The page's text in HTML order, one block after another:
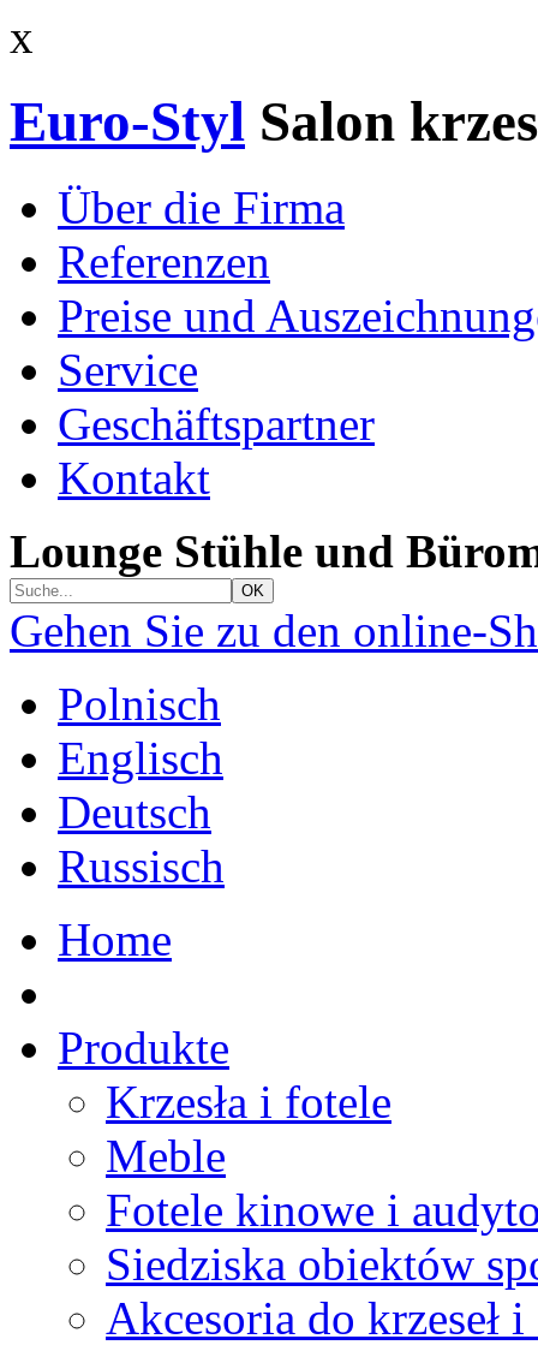
x
Euro-Styl Salon
Über die Firma
Referenzen
Preise und
Service
Geschäftspartner
Kontakt
Lounge Stühle und
Gehen Sie zu den online-
Polnisch
Englisch
Deutsch
Russisch
Home
Produkte
Krzesła i fotele
Meble
Fotele kinowe i
Siedziska obiektów
Akcesoria do krzeseł